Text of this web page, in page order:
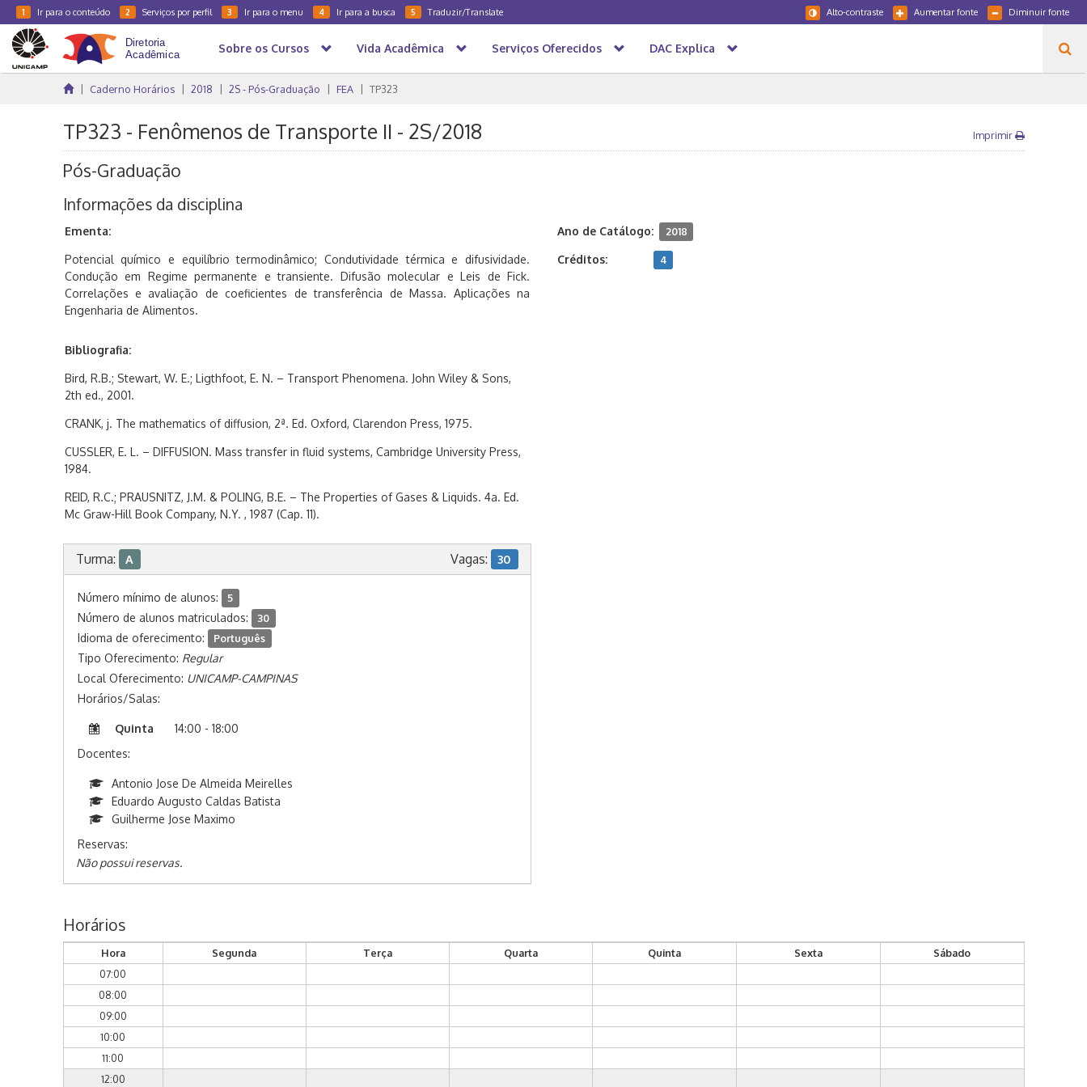
1 Ir para o conteúdo 2 Serviços por perfil 3 Ir para o menu 4 Ir para a busca 5 Traduzir/Translate Diminuir fonte
Aumentar fonte
Alto-contraste
Sobre os Cursos Vida Acadêmica Serviços Oferecidos DAC Explica
Caderno Horários 2018 2S - Pós-Graduação FEA TP323
TP323 - Fenômenos de Transporte II - 2S/2018 Imprimir
Pós-Graduação
Informações da disciplina
Ementa:
Potencial químico e equilíbrio termodinâmico; Condutividade térmica e difusividade.
Condução em Regime permanente e transiente. Difusão molecular e Leis de Fick.
Correlações e avaliação de coeficientes de transferência de Massa. Aplicações na
Engenharia de Alimentos.
Bibliografia:
Bird, R.B.; Stewart, W. E.; Ligthfoot, E. N. – Transport Phenomena. John Wiley & Sons,
2th ed., 2001.
CRANK, j. The mathematics of diffusion, 2ª. Ed. Oxford, Clarendon Press, 1975.
CUSSLER, E. L. – DIFFUSION. Mass transfer in fluid systems, Cambridge University Press,
1984.
REID, R.C.; PRAUSNITZ, J.M. & POLING, B.E. – The Properties of Gases & Liquids. 4a. Ed.
Mc Graw-Hill Book Company, N.Y. , 1987 (Cap. 11).
Ano de Catálogo: 2018
Créditos: 4
Turma: A Vagas: 30
Número mínimo de alunos: 5
Número de alunos matriculados: 30
Idioma de oferecimento: Português
Tipo Oferecimento: Regular
Local Oferecimento: UNICAMP-CAMPINAS
Horários/Salas:
Quinta
14:00 - 18:00
Docentes:
Antonio Jose De Almeida Meirelles
Eduardo Augusto Caldas Batista
Guilherme Jose Maximo
Reservas:
Não possui reservas.
Horários
Hora Segunda Terça Quarta Quinta Sexta
Sábado
07:00
08:00
09:00
10:00
11:00
12:00